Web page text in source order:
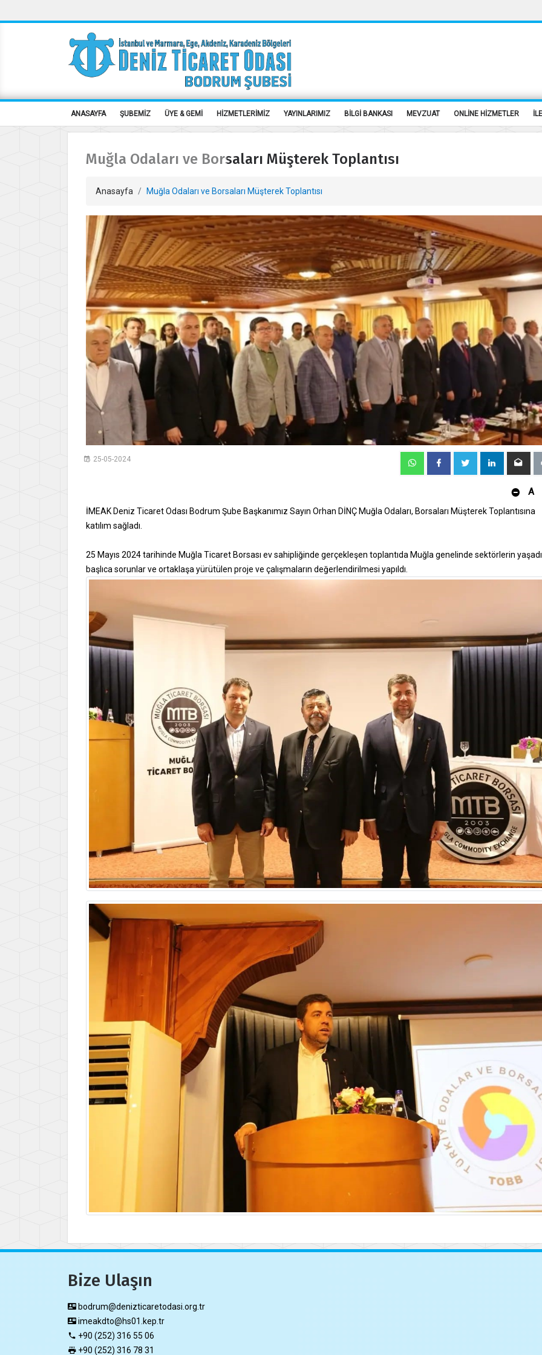
ANASAYFA ŞUBEMİZ ÜYE & GEMİ HİZMETLERİMİZ YAYINLARIMIZ BİLGİ BANKASI MEVZUAT ONLİNE HİZMETLER
Muğla Odaları ve Borsaları Müşterek Toplantısı
Anasayfa Muğla Odaları ve Borsaları Müşterek Toplantısı
25-05-2024
A
İMEAK Deniz Ticaret Odası Bodrum Şube Başkanımız Sayın Orhan DİNÇ Muğla Odaları, Borsaları Müşterek Toplantısına
katılım sağladı.
25 Mayıs 2024 tarihinde Muğla Ticaret Borsası ev sahipliğinde gerçekleşen toplantıda Muğla genelinde sektörlerin
başlıca sorunlar ve ortaklaşa yürütülen proje ve çalışmaların değerlendirilmesi yapıldı.
Bize Ulaşın
bodrum@denizticaretodasi.org.tr
imeakdto@hs01.kep.tr
+90 (252) 316 55 06
+90 (252) 316 78 31